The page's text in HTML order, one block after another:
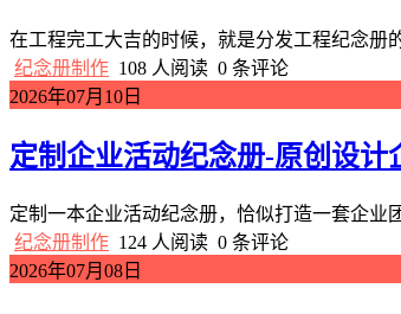
在工程完工大吉的时候，就是分发工程纪念册
纪念册制作 108 人阅读 0 条评论
2026年07月10日
定制企业活动纪念册-原创设
定制一本企业活动纪念册，恰似打造一套企业
纪念册制作 124 人阅读 0 条评论
2026年07月08日